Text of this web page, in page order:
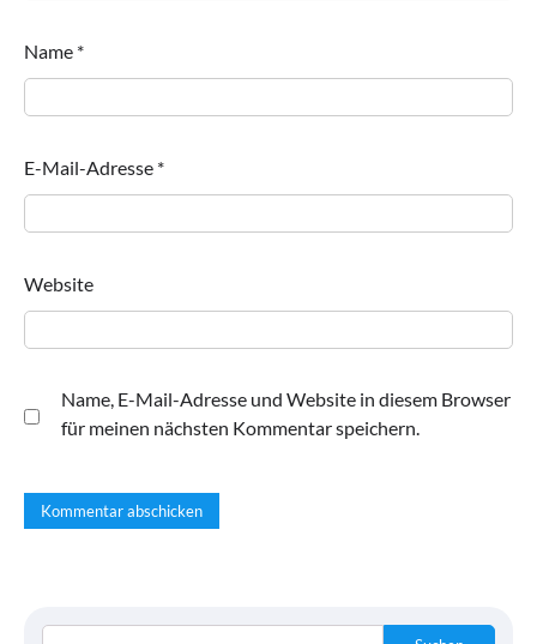
Name *
E-Mail-Adresse *
Website
Name, E-Mail-Adresse und Website in diesem Browser
für meinen nächsten Kommentar speichern.